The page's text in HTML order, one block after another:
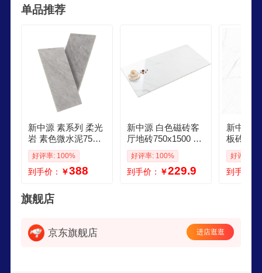
单品推荐
新中源 素系列 柔光
岩 素色微水泥7501
500瓷砖地砖墙砖地
板砖 XF715811片 7
501500
好评率: 100%
到手价： ￥388
新中源 白色磁砖客
厅地砖750x1500 通
体大理石瓷砖地板
砖阳台砖客厅墙砖
XQ71501 XQ71501
好评率: 100%
到手价： ￥229.9
新中源
板砖
光砖 白
釉卧室
大理石
好评率:
到手价：
旗舰店
京东旗舰店 进店逛逛